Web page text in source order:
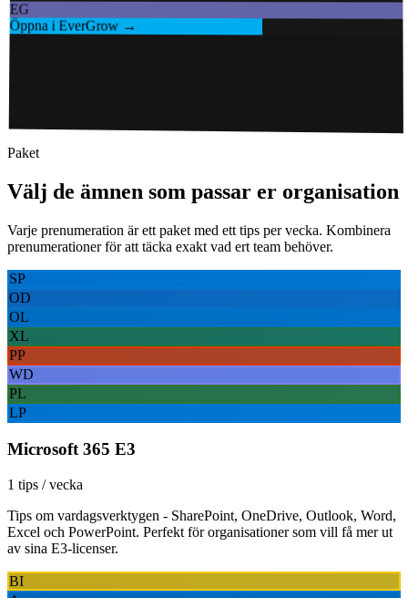
EG
Öppna i EverGrow →
Paket
Välj de ämnen som passar er organisation
Varje prenumeration är ett paket med ett tips per vecka. Kombinera
prenumerationer för att täcka exakt vad ert team behöver.
SP
OD
OL
XL
PP
WD
PL
LP
Microsoft 365 E3
1 tips / vecka
Tips om vardagsverktygen - SharePoint, OneDrive, Outlook, Word,
Excel och PowerPoint. Perfekt för organisationer som vill få mer ut
av sina E3-licenser.
BI